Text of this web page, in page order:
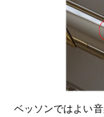
ベッソンではよい